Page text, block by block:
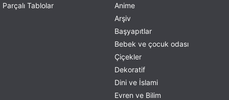
Parçalı Tablolar
Anime
Arşiv
Başyapıtlar
Bebek ve çocuk odası
Çiçekler
Dekoratif
Dini ve İslami
Evren ve Bilim